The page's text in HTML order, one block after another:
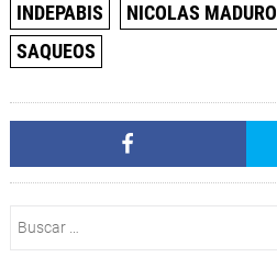
INDEPABIS
NICOLAS MADURO
SAQUEOS